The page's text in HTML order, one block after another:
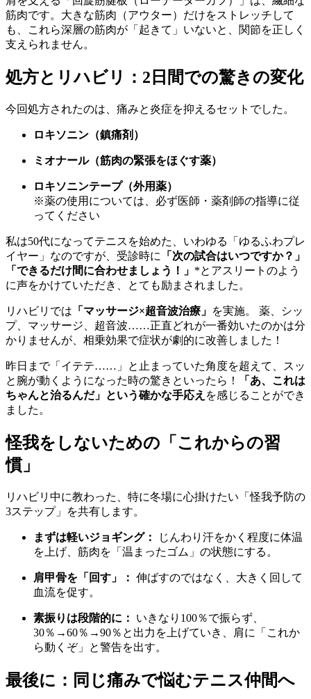
筋肉です。大きな筋肉（アウター）だけをストレッチして
も、これら深層の筋肉が「起きて」いないと、関節を正しく
支えられません。
処方とリハビリ：2日間での驚きの変化
今回処方されたのは、痛みと炎症を抑えるセットでした。
ロキソニン（鎮痛剤）
ミオナール（筋肉の緊張をほぐす薬）
ロキソニンテープ（外用薬）
※薬の使用については、必ず医師・薬剤師の指導に従
ってください
私は50代になってテニスを始めた、いわゆる「ゆるふわプレ
イヤー」なのですが、受診時に
「次の試合はいつですか？」
「できるだけ間に合わせましょう！」 *とアスリートのよう
に声をかけていただき、とても励まされました。
リハビリでは 「マッサージ×超音波治療」 を実施。 薬、シッ
プ、マッサージ、超音波……正直どれが一番効いたのかは分
かりませんが、相乗効果で症状が劇的に改善しました！
昨日まで「イテテ……」と止まっていた角度を超えて、スッ
と腕が動くようになった時の驚きといったら！
「あ、これは
ちゃんと治るんだ」という確かな手応え を感じることができ
ました。
怪我をしないための「これからの習
慣」
リハビリ中に教わった、特に冬場に心掛けたい「怪我予防の
3ステップ」を共有します。
まずは軽いジョギング：
じんわり汗をかく程度に体温
を上げ、筋肉を「温まったゴム」の状態にする。
肩甲骨を「回す」： 伸ばすのではなく、大きく回して
血流を促す。
素振りは段階的に：
いきなり100％で振らず、
30％→60％→90％と出力を上げていき、肩に「これか
ら動くぞ」と警告を出す。
最後に：同じ痛みで悩むテニス仲間へ